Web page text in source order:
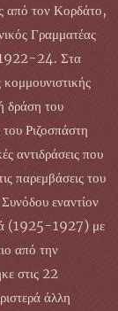
από τον Κορδάτο,
Γραμματέας
1922-24. Στα
δράση του
Ριζοσπάστη
αντιδράσεις που
παρεμβάσεις του
εναντίον
(1925-1927) με
από την
στις 22
άλλη